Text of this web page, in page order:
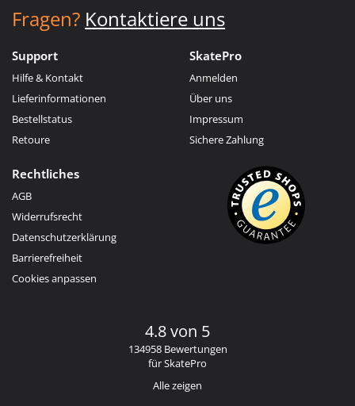
Fragen? Kontaktiere uns
Support
Hilfe & Kontakt
Lieferinformationen
Bestellstatus
Retoure
SkatePro
Anmelden
Über uns
Impressum
Sichere Zahlung
Rechtliches
AGB
Widerrufsrecht
Datenschutzerklärung
Barrierefreiheit
Cookies anpassen
4.8 von 5
134958 Bewertungen
für SkatePro
Alle zeigen